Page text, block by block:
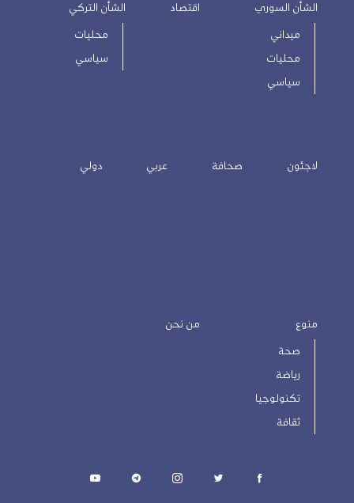
الشأن السوري
ميداني
محليات
سياسي
اقتصاد الشأن التركي
محليات
سياسي
لاجئون صحافة عربي دولي
منوع
صحة
رياضة
تكنولوجيا
ثقافة
من نحن